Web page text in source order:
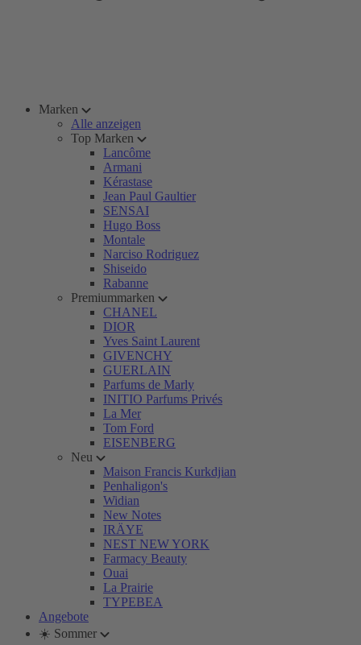
Marken
Alle anzeigen
Top Marken
Lancôme
Armani
Kérastase
Jean Paul Gaultier
SENSAI
Hugo Boss
Montale
Narciso Rodriguez
Shiseido
Rabanne
Premiummarken
CHANEL
DIOR
Yves Saint Laurent
GIVENCHY
GUERLAIN
Parfums de Marly
INITIO Parfums Privés
La Mer
Tom Ford
EISENBERG
Neu
Maison Francis Kurkdjian
Penhaligon's
Widian
New Notes
IRÄYE
NEST NEW YORK
Farmacy Beauty
Ouai
La Prairie
TYPEBEA
Angebote
☀️ Sommer